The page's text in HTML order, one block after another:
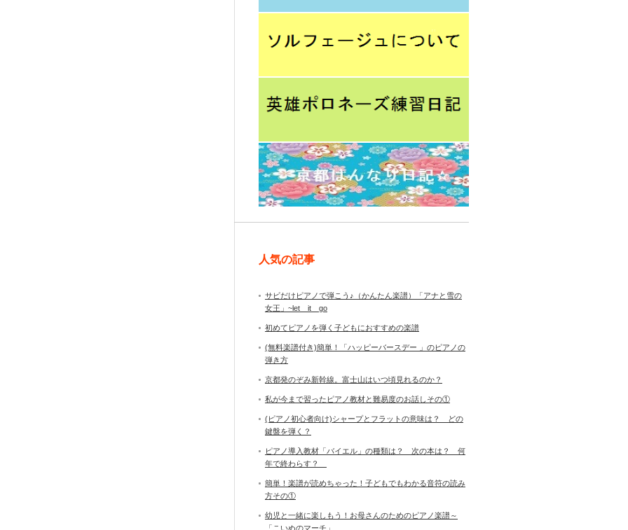
人気の記事
サビだけピアノで弾こう♪（かんたん楽譜）「アナと雪の
女王」~let it go
初めてピアノを弾く子どもにおすすめの楽譜
(無料楽譜付き)簡単！「ハッピーバースデー 」のピアノの
弾き方
京都発のぞみ新幹線。富士山はいつ頃見れるのか？
私が今まで習ったピアノ教材と難易度のお話しその①
(ピアノ初心者向け)シャープとフラットの意味は？ どの
鍵盤を弾く？
ピアノ導入教材「バイエル」の種類は？ 次の本は？ 何
年で終わらす？
簡単！楽譜が読めちゃった！子どもでもわかる音符の読み
方その①
幼児と一緒に楽しもう！お母さんのためのピアノ楽譜～
「こいぬのマーチ」